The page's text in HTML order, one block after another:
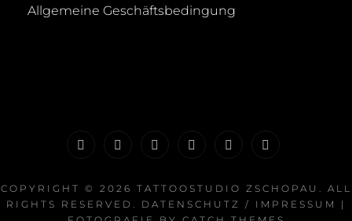
Allgemeine Geschäftsbedingung
buchen
COPYRIGHT © 2026 TATTOOSTUDIO ZSCHOPAU . ALL
RIGHTS RESERVED. DATENSCHUTZ / IMPRESSUM
|